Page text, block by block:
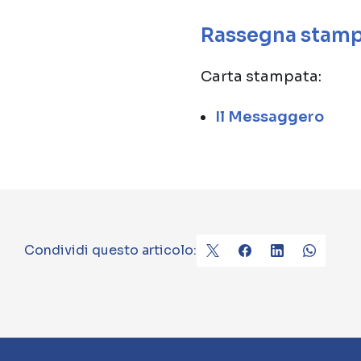
Rassegna
Carta stampata:
Il Messaggero
Condividi questo articolo: